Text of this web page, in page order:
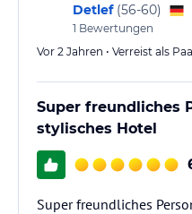
Detlef (56-60)
1 Bewertungen
Vor 2 Jahren • Verreist als
Super freundliches
stylisches Hotel
Super freundliches